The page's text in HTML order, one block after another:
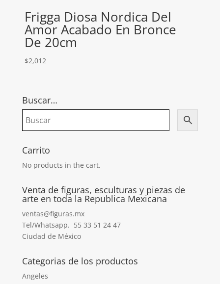
Frigga Diosa Nordica Del
Amor Acabado En Bronce
De 20cm
$2,012
Buscar…
Carrito
No products in the cart.
Venta de figuras, esculturas y piezas de
arte en toda la Republica Mexicana
ventas@figuras.mx
Tel/Whatsapp. 55 33 51 24 47
Ciudad de México
Categorias de los productos
Angeles